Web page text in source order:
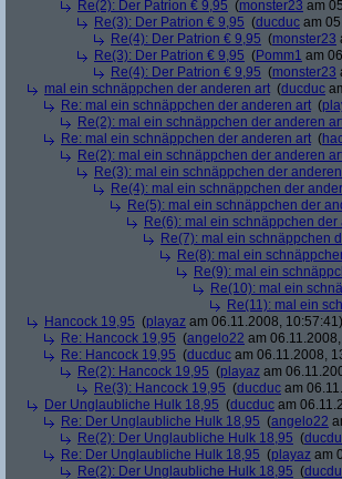
Re(2): Der Patrion € 9,95 (monster23 am
Re(3): Der Patrion € 9,95 (ducduc am
Re(4): Der Patrion € 9,95 (monster23
Re(3): Der Patrion € 9,95 (Pomm1 am
Re(4): Der Patrion € 9,95 (monster23
mal ein schnäppchen der anderen art (ducduc
Re: mal ein schnäppchen der anderen art (
Re(2): mal ein schnäppchen der anderen
Re: mal ein schnäppchen der anderen art (
Re(2): mal ein schnäppchen der anderen
Re(3): mal ein schnäppchen der
Re(4): mal ein schnäppchen der
Re(5): mal ein schnäppchen der
Re(6): mal ein schnäppchen der
Re(7): mal ein schnäppchen
Re(8): mal ein
Re(9): mal ein
Re(10): mal ein
Re(11): mal ein
Hancock 19,95 (playaz am 06.11.2008, 10:57:41)
Re: Hancock 19,95 (angelo22 am
Re: Hancock 19,95 (ducduc am 06.11.2008,
Re(2): Hancock 19,95 (playaz am
Re(3): Hancock 19,95 (ducduc am
Der Unglaubliche Hulk 18,95 (ducduc am
Re: Der Unglaubliche Hulk 18,95 (angelo22
Re(2): Der Unglaubliche Hulk 18,95 (
Re: Der Unglaubliche Hulk 18,95 (playaz am
Re(2): Der Unglaubliche Hulk 18,95 (